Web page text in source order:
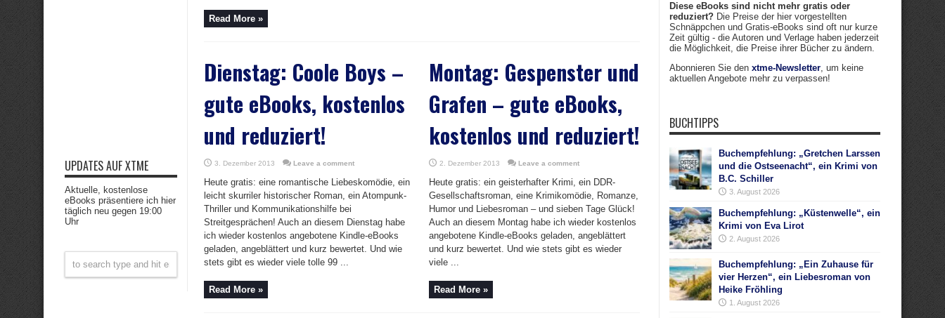
Read More »
Dienstag: Coole Boys –
gute eBooks, kostenlos
und reduziert!
3. Dezember 2013 Leave a comment
Heute gratis: eine romantische Liebeskomödie, ein
leicht skurriler historischer Roman, ein Atompunk-
Thriller und Kommunikationshilfe bei
Streitgesprächen! Auch an diesem Dienstag habe
ich wieder kostenlos angebotene Kindle-eBooks
geladen, angeblättert und kurz bewertet. Und wie
stets gibt es wieder viele tolle 99 ...
Read More »
Montag: Gespenster und
Grafen – gute eBooks,
kostenlos und reduziert!
2. Dezember 2013 Leave a comment
Heute gratis: ein geisterhafter Krimi, ein DDR-
Gesellschaftsroman, eine Krimikomödie, Romanze,
Humor und Liebesroman – und sieben Tage Glück!
Auch an diesem Montag habe ich wieder kostenlos
angebotene Kindle-eBooks geladen, angeblättert
und kurz bewertet. Und wie stets gibt es wieder
viele ...
Read More »
UPDATES AUF XTME
Aktuelle, kostenlose
eBooks präsentiere ich hier
täglich neu gegen 19:00
Uhr
Diese eBooks sind nicht mehr gratis oder
reduziert? Die Preise der hier vorgestellten
Schnäppchen und Gratis-eBooks sind oft nur kurze
Zeit gültig - die Autoren und Verlage haben jederzeit
die Möglichkeit, die Preise ihrer Bücher zu ändern.
Abonnieren Sie den xtme-Newsletter, um keine
aktuellen Angebote mehr zu verpassen!
BUCHTIPPS
Buchempfehlung: „Gretchen Larssen
und die Ostseenacht“, ein Krimi von
B.C. Schiller
3. August 2026
Buchempfehlung: „Küstenwelle“, ein
Krimi von Eva Lirot
2. August 2026
Buchempfehlung: „Ein Zuhause für
vier Herzen“, ein Liebesroman von
Heike Fröhling
1. August 2026